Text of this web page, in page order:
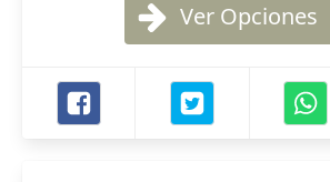
Ver Opciones